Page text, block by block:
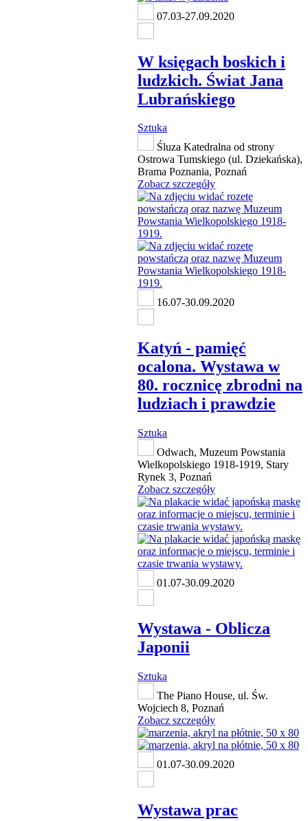
07.03-27.09.2020
W księgach boskich i
ludzkich. Świat Jana
Lubrańskiego
Sztuka
Śluza Katedralna od strony
Ostrowa Tumskiego (ul. Dziekańska),
Brama Poznania, Poznań
Zobacz szczegóły
16.07-30.09.2020
Katyń - pamięć
ocalona. Wystawa w
80. rocznicę zbrodni na
ludziach i prawdzie
Sztuka
Odwach, Muzeum Powstania
Wielkopolskiego 1918-1919, Stary
Rynek 3, Poznań
Zobacz szczegóły
01.07-30.09.2020
Wystawa - Oblicza
Japonii
Sztuka
The Piano House, ul. Św.
Wojciech 8, Poznań
Zobacz szczegóły
01.07-30.09.2020
Wystawa prac